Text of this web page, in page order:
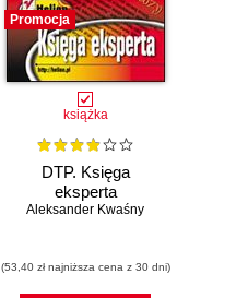
Promocja
książka
DTP. Księga
eksperta
Aleksander Kwaśny
(53,40 zł najniższa cena z 30 dni)